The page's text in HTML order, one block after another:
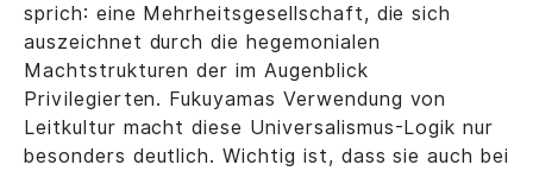
sprich: eine Mehrheitsgesellschaft, die sich
auszeichnet durch die hegemonialen
Machtstrukturen der im Augenblick
Privilegierten. Fukuyamas Verwendung von
Leitkultur macht diese Universalismus-Logik nur
besonders deutlich. Wichtig ist, dass sie auch bei